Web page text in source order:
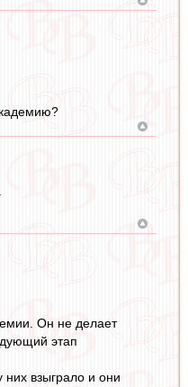
Он не делает
этап
взыграло и они